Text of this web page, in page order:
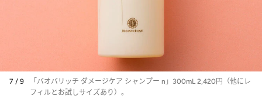
7 / 9
「バオバリッチ ダメージケア シャンプー n」300mL 2,420円（他にレ
フィルとお試しサイズあり）。